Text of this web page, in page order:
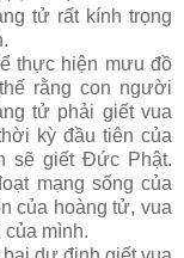
tử rất kính trọng
thực hiện mưu đồ
rằng con người
tử phải giết vua
kỳ đầu tiên của
sẽ giết Ðức Phật.
mạng sống của
của hoàng tử, vua
mình.